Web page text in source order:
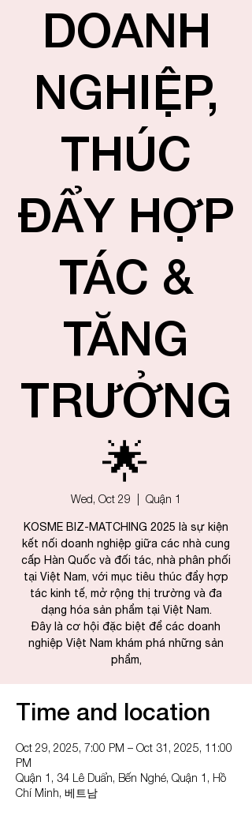
DOANH
NGHIỆP,
THÚC
ĐẨY HỢP
TÁC &
TĂNG
TRƯỞNG
🌟
Wed, Oct 29 Quận 1
KOSME BIZ-MATCHING 2025 là sự kiện
kết nối doanh nghiệp giữa các nhà cung
cấp Hàn Quốc và đối tác, nhà phân phối
tại Việt Nam, với mục tiêu thúc đẩy hợp
tác kinh tế, mở rộng thị trường và đa
dạng hóa sản phẩm tại Việt Nam.
Đây là cơ hội đặc biệt để các doanh
nghiệp Việt Nam khám phá những sản
phẩm,
Time and location
Oct 29, 2025, 7:00 PM – Oct 31, 2025, 11:00
PM
Quận 1, 34 Lê Duẩn, Bến Nghé, Quận 1, Hồ
Chí Minh, 베트남